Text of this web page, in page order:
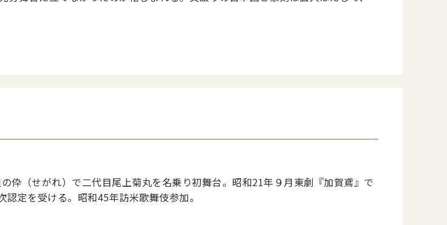
伜（せがれ）で二代目尾上菊丸を名乗り初舞台。昭和21年９月東劇『加賀鳶』で
定を受ける。昭和45年訪米歌舞伎参加。